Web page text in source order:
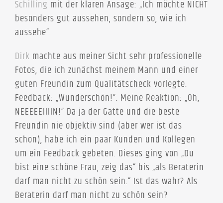
Schilling mit der klaren Ansage: „Ich möchte NICHT
besonders gut aussehen, sondern so, wie ich
aussehe“.
Dirk machte aus meiner Sicht sehr professionelle
Fotos, die ich zunächst meinem Mann und einer
guten Freundin zum Qualitätscheck vorlegte.
Feedback: „Wunderschön!“. Meine Reaktion: „Oh,
NEEEEEIIIIN!“ Da ja der Gatte und die beste
Freundin nie objektiv sind (aber wer ist das
schon), habe ich ein paar Kunden und Kollegen
um ein Feedback gebeten. Dieses ging von „Du
bist eine schöne Frau, zeig das“ bis „als Beraterin
darf man nicht zu schön sein.“ Ist das wahr? Als
Beraterin darf man nicht zu schön sein?